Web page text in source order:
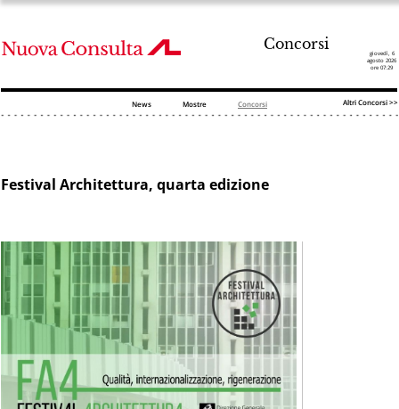
Concorsi
giovedì, 6
agosto 2026
ore 07:29
News Mostre Concorsi Altri Concorsi >>
Festival Architettura, quarta edizione